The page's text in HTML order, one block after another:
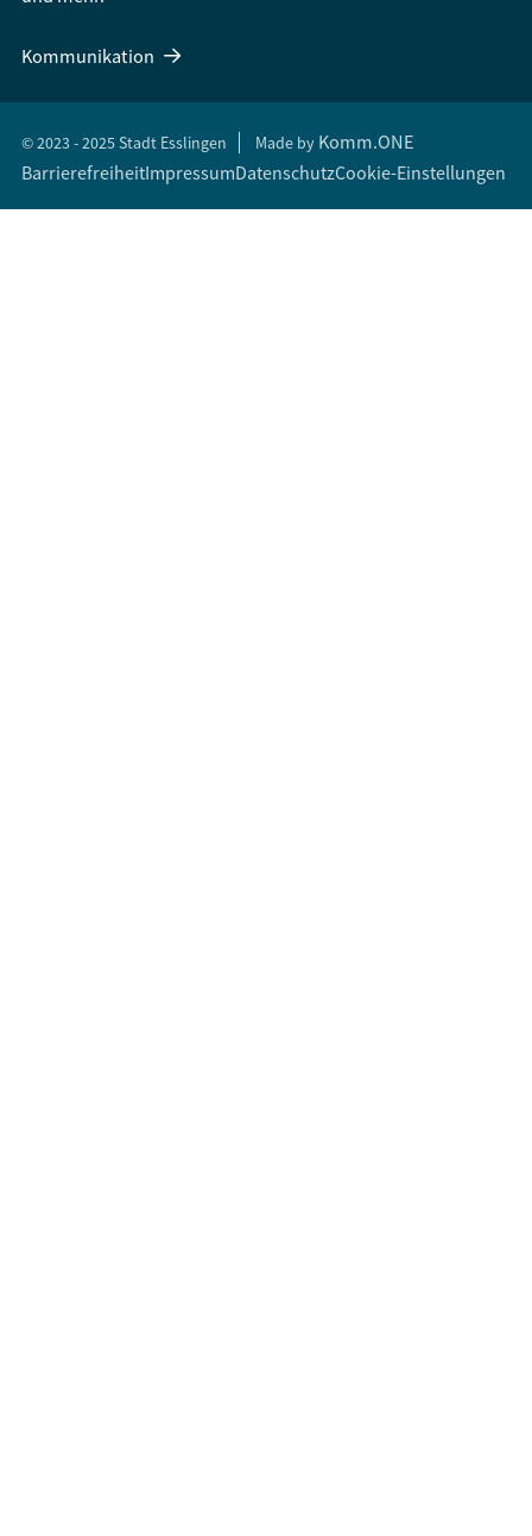
Kommunikation
© 2023 - 2025 Stadt Esslingen Made by Komm.ONE
BarrierefreiheitImpressumDatenschutzCookie-Einstellungen